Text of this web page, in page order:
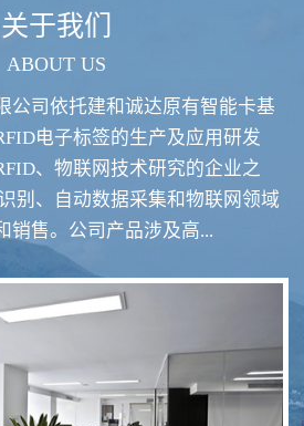
RFID智慧食堂系统
关于我们
ABOUT US
公司依托建和诚达原有智能卡基
电子标签的生产及应用研发
、物联网技术研究的企业之
别、自动数据采集和物联网领域
销售。公司产品涉及高...